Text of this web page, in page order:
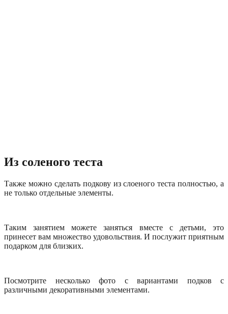
Из соленого теста
Также можно сделать подкову из слоеного теста полностью, а
не только отдельные элементы.
Таким занятием можете заняться вместе с детьми, это
принесет вам множество удовольствия. И послужит приятным
подарком для близких.
Посмотрите несколько фото с вариантами подков с
различными декоративными элементами.